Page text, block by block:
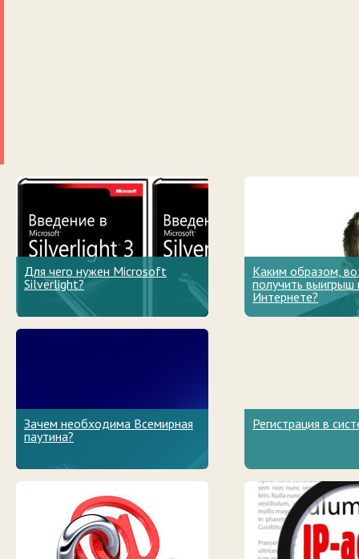
Для чего нужен Microsoft
Silverlight?
Каким образом,
получить выигрыш
Интернете?
Зачем необходима Всемирная
паутина?
Регистрация в